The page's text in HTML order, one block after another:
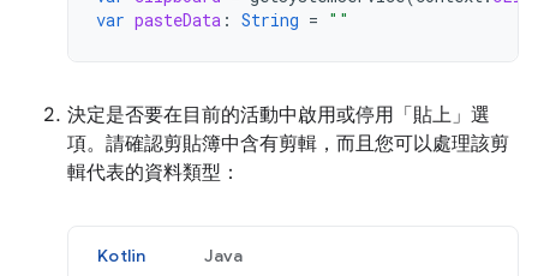
var pasteData : String = ""
決定是否要在目前的活動中啟用或停用「貼上」選
項。請確認剪貼簿中含有剪輯，而且您可以處理該剪
輯代表的資料類型：
Kotlin Java